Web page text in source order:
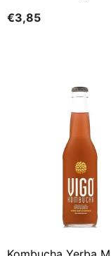
€3,85